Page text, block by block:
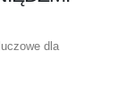
dla